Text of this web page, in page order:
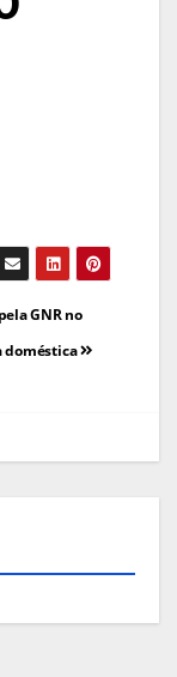
GNR no
doméstica